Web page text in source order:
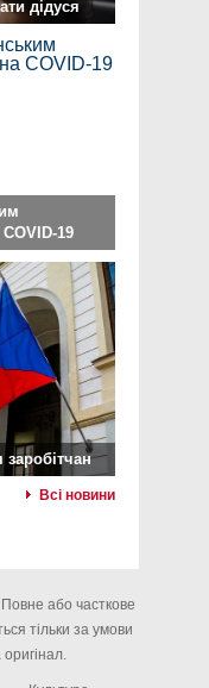
дідуся
19
Всі новини
або часткове
тільки за умови